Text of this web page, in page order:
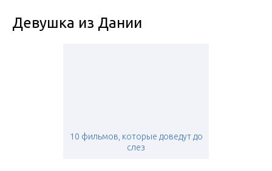
Девушка из Дании
10 фильмов, которые доведут до
слез